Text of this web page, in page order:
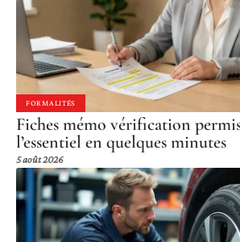
FORMALITÉS
Fiches mémo vérification
l’essentiel en quelques minutes
5 août 2026